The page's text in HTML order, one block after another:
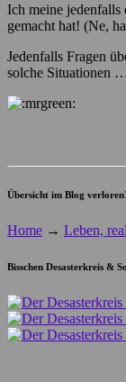
Ich meine jedenfalls
gemacht hat! (Ne,
Jedenfalls Fragen
solche Situationen …
Übersicht im Blog
Home → Leben, real
Bisschen Desasterkreis &